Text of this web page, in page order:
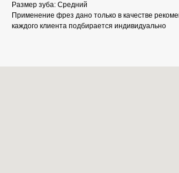
Размер зуба: Средний
Применение фрез дано только в качестве
каждого клиента подбирается индивидуально